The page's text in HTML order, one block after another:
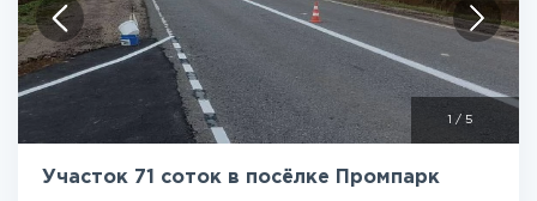
/ 5
Участок 71 соток в посёлке Промпарк